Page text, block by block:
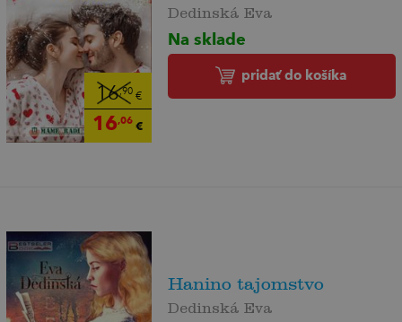
16,90€
16,06€
Dedinská Eva
Na sklade
pridať do košíka
Hanino tajomstvo
Dedinská Eva